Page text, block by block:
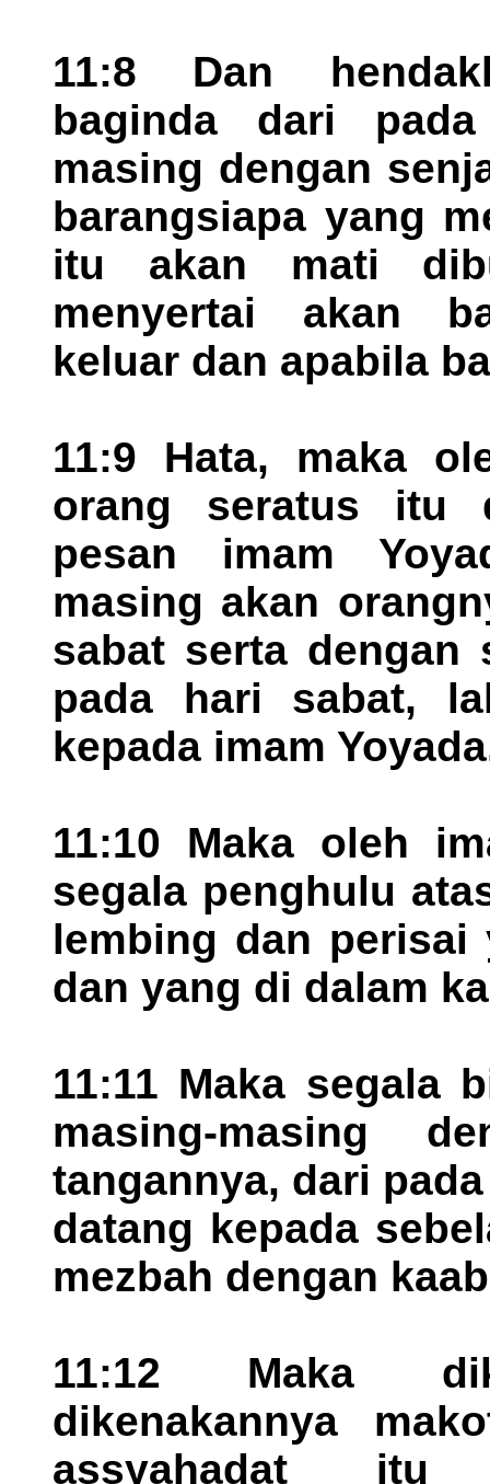
11:8 Dan
baginda dari
masing dengan
barangsiapa yang
itu akan mati
menyertai akan
keluar dan apabila
11:9 Hata, maka
orang seratus itu
pesan imam
masing akan
sabat serta dengan
pada hari sabat,
kepada imam
11:10 Maka oleh
segala penghulu
lembing dan perisai
dan yang di dalam
11:11 Maka segala
masing-masing
tangannya, dari
datang kepada
mezbah dengan
11:12 Maka
dikenakannya
assyahadat itu